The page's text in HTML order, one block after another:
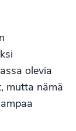
olevia
mutta nämä